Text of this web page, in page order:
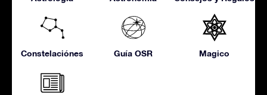
Constelaciónes Guía OSR Magico